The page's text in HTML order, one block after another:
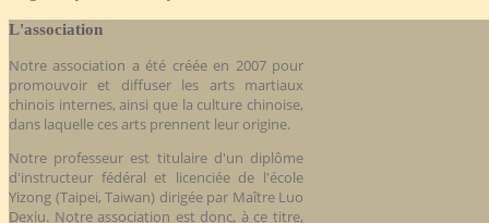
L'association
Notre association a été créée en 2007 pour
promouvoir et diffuser les arts martiaux
chinois internes, ainsi que la culture chinoise,
dans laquelle ces arts prennent leur origine.
Notre professeur est titulaire d'un diplôme
d'instructeur fédéral et licenciée de l'école
Yizong (Taipei, Taiwan) dirigée par Maître Luo
Dexiu. Notre association est donc, à ce titre,